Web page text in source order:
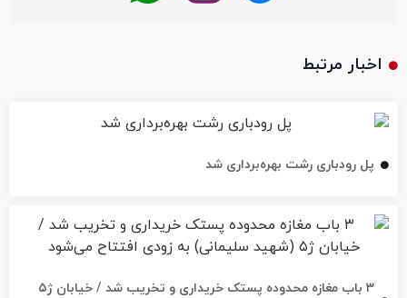
اخبار مرتبط
پل رودباری رشت بهره‌برداری شد
۳ باب مغازه محدوده پستک خریداری و تخریب شد / خیابان ژ۵